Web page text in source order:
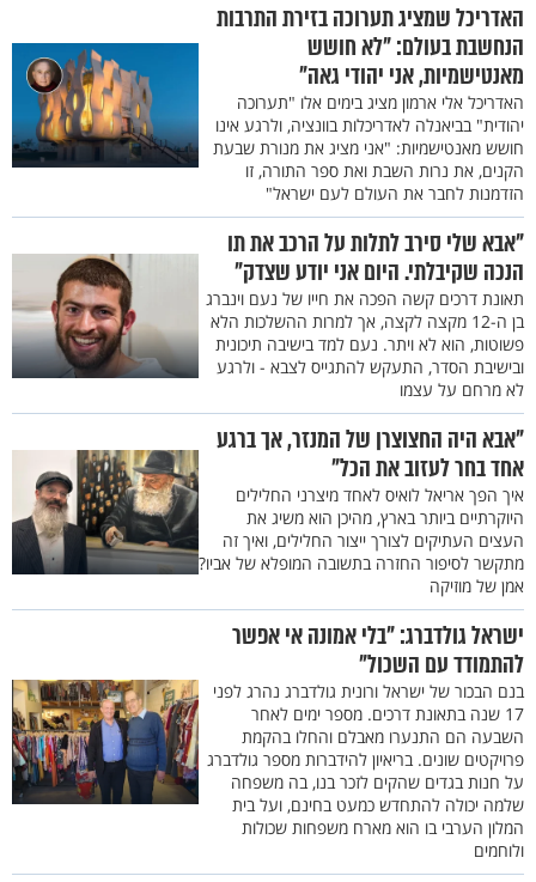
האדריכל שמציג תערוכה בזירת התרבות
הנחשבת בעולם: "לא חושש
מאנטישמיות, אני יהודי גאה"
האדריכל אלי ארמון מציג בימים אלו "תערוכה
יהודית" בביאנלה לאדריכלות בוונציה, ולרגע אינו
חושש מאנטישמיות: "אני מציג את מנורת שבעת
הקנים, את נרות השבת ואת ספר התורה, זו
הזדמנות לחבר את העולם לעם ישראל"
"אבא שלי סירב לתלות על הרכב את תו
הנכה שקיבלתי. היום אני יודע שצדק"
תאונת דרכים קשה הפכה את חייו של נעם וינברג
בן ה-12 מקצה לקצה, אך למרות ההשלכות הלא
פשוטות, הוא לא ויתר. נעם למד בישיבה תיכונית
ובישיבת הסדר, התעקש להתגייס לצבא - ולרגע
לא מרחם על עצמו
"אבא היה החצוצרן של המנזר, אך ברגע
אחד בחר לעזוב את הכל"
איך הפך אריאל לואיס לאחד מיצרני החלילים
היוקרתיים ביותר בארץ, מהיכן הוא משיג את
העצים העתיקים לצורך ייצור החלילים, ואיך זה
מתקשר לסיפור החזרה בתשובה המופלא של אביו?
אמן של מוזיקה
ישראל גולדברג: "בלי אמונה אי אפשר
להתמודד עם השכול"
בנם הבכור של ישראל ורונית גולדברג נהרג לפני
17 שנה בתאונת דרכים. מספר ימים לאחר
השבעה הם התנערו מאבלם והחלו בהקמת
פרויקטים שונים. בריאיון להידברות מספר גולדברג
על חנות בגדים שהקים לזכר בנו, בה משפחה
שלמה יכולה להתחדש כמעט בחינם, ועל בית
המלון הערבי בו הוא מארח משפחות שכולות
ולוחמים